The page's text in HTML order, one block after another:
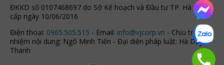
ĐKKD số 0107468697 do Sở Kế hoạch và Đầu tư TP. Hà Nội
cấp ngày 10/06/2016
Điện thoại: 0965.505.515 - Email: info@vjcorp.vn - Chịu trách
nhiệm nội dung: Ngô Minh Tiến - Đại diện pháp luật: Hà Duy
Thanh